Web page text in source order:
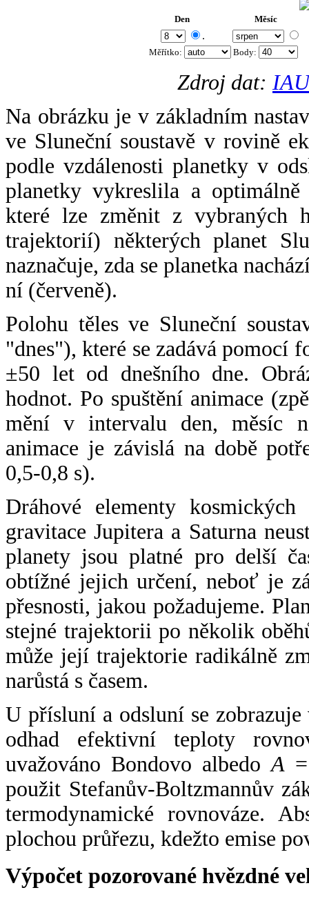
Den Měsíc
.
Měřítko: Body:
Zdroj dat:
Na obrázku je v základním
ve Sluneční soustavě v rovině
podle vzdálenosti planetky v
planetky vykreslila a
které lze změnit z vybraných
trajektorií) některých planet
naznačuje, zda se planetka
ní (červeně).
Polohu těles ve Sluneční
"dnes"), které se zadává pomocí
±50 let od dnešního dne.
hodnot. Po spuštění animace
mění v intervalu den, měsíc
animace je závislá na době
0,5-0,8 s).
Dráhové elementy
gravitace Jupitera a Saturna
planety jsou platné pro delší
obtížné jejich určení, neboť je
přesnosti, jakou požadujeme.
stejné trajektorii po několik
může její trajektorie radikálně
narůstá s časem.
U přísluní a odsluní se
odhad efektivní teploty
uvažováno Bondovo albedoA
použit Stefanův-Boltzmannův
termodynamické rovnováze.
plochou průřezu, kdežto emise
Výpočet pozorované hvězdné